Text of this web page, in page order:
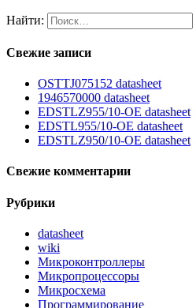
Найти:
Свежие записи
OSTTJ075152 datasheet
1946570000 datasheet
EDSTLZ955/10-OE datasheet
EDSTL955/10-OE datasheet
EDSTLZ950/10-OE datasheet
Свежие комментарии
Рубрики
datasheet
wiki
Микроконтроллеры
Микропроцессоры
Микросхема
Программирование